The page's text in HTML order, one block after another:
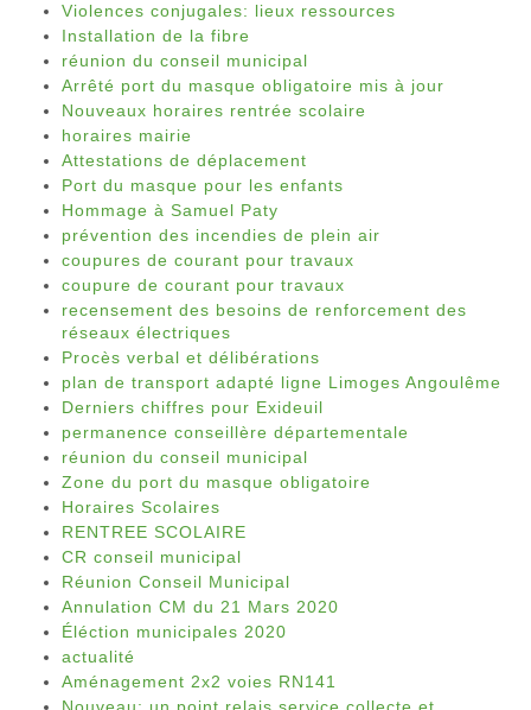
Violences conjugales: lieux ressources
Installation de la fibre
réunion du conseil municipal
Arrêté port du masque obligatoire mis à jour
Nouveaux horaires rentrée scolaire
horaires mairie
Attestations de déplacement
Port du masque pour les enfants
Hommage à Samuel Paty
prévention des incendies de plein air
coupures de courant pour travaux
coupure de courant pour travaux
recensement des besoins de renforcement des
réseaux électriques
Procès verbal et délibérations
plan de transport adapté ligne Limoges Angoulême
Derniers chiffres pour Exideuil
permanence conseillère départementale
réunion du conseil municipal
Zone du port du masque obligatoire
Horaires Scolaires
RENTREE SCOLAIRE
CR conseil municipal
Réunion Conseil Municipal
Annulation CM du 21 Mars 2020
Éléction municipales 2020
actualité
Aménagement 2x2 voies RN141